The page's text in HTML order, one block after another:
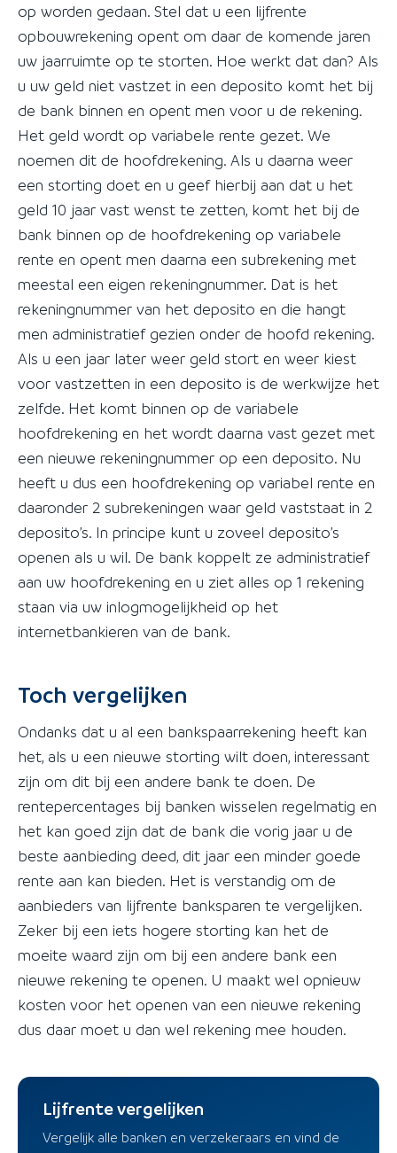
op worden gedaan. Stel dat u een lijfrente
opbouwrekening opent om daar de komende jaren
uw jaarruimte op te storten. Hoe werkt dat dan? Als
u uw geld niet vastzet in een deposito komt het bij
de bank binnen en opent men voor u de rekening.
Het geld wordt op variabele rente gezet. We
noemen dit de hoofdrekening. Als u daarna weer
een storting doet en u geef hierbij aan dat u het
geld 10 jaar vast wenst te zetten, komt het bij de
bank binnen op de hoofdrekening op variabele
rente en opent men daarna een subrekening met
meestal een eigen rekeningnummer. Dat is het
rekeningnummer van het deposito en die hangt
men administratief gezien onder de hoofd rekening.
Als u een jaar later weer geld stort en weer kiest
voor vastzetten in een deposito is de werkwijze het
zelfde. Het komt binnen op de variabele
hoofdrekening en het wordt daarna vast gezet met
een nieuwe rekeningnummer op een deposito. Nu
heeft u dus een hoofdrekening op variabel rente en
daaronder 2 subrekeningen waar geld vaststaat in 2
deposito’s. In principe kunt u zoveel deposito’s
openen als u wil. De bank koppelt ze administratief
aan uw hoofdrekening en u ziet alles op 1 rekening
staan via uw inlogmogelijkheid op het
internetbankieren van de bank.
Toch vergelijken
Ondanks dat u al een bankspaarrekening heeft kan
het, als u een nieuwe storting wilt doen, interessant
zijn om dit bij een andere bank te doen. De
rentepercentages bij banken wisselen regelmatig en
het kan goed zijn dat de bank die vorig jaar u de
beste aanbieding deed, dit jaar een minder goede
rente aan kan bieden. Het is verstandig om de
aanbieders van lijfrente banksparen te vergelijken.
Zeker bij een iets hogere storting kan het de
moeite waard zijn om bij een andere bank een
nieuwe rekening te openen. U maakt wel opnieuw
kosten voor het openen van een nieuwe rekening
dus daar moet u dan wel rekening mee houden.
Lijfrente vergelijken
Vergelijk alle banken en verzekeraars en vind de